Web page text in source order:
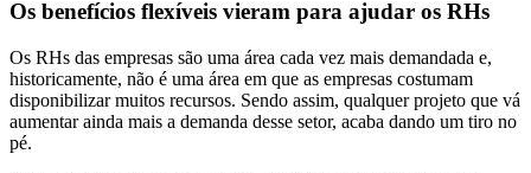
Os benefícios flexíveis vieram para ajudar os RHs
Os RHs das empresas são uma área cada vez mais demandada e,
historicamente, não é uma área em que as empresas costumam
disponibilizar muitos recursos. Sendo assim, qualquer projeto que vá
aumentar ainda mais a demanda desse setor, acaba dando um tiro no
pé.